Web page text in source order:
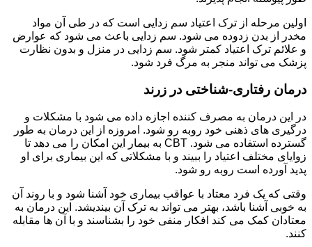
اولین مرحله از ترک اعتیاد سم زدایی است که در طی آن مواد
مخدر از بدن زدوده می شود. سم زدایی باعث می شود که عوارض
و علائم ترک اعتیاد کمتر شود. سم زدایی در منزل و بدون نظارت
پزشک می تواند منجر به مرگ فرد شود.
درمان رفتاری-شناختی در زرند
در این درمان به مصرف کننده اجازه داده می شود با مشکلات و
درگیری های ذهنی خود روبه رو شود. امروزه از این درمان به طور
گسترده استفاده می شود. CBT به بیمار این امکان را می دهد تا
زوایای مختلف اعتیاد را ببیند و با مشکلاتی که این بیماری برای او
پدید آورده است روبه رو شود.
وقتی که یک فرد معتاد با عواقب بیماری خود آشنا شود و با روند آن
به خوبی آشنا باشد، بهتر می تواند به ترک آن بیندیشد. این درمان به
معتادان کمک می کند افکار منفی خود را بشناسند و با آن ها مقابله
کنند.